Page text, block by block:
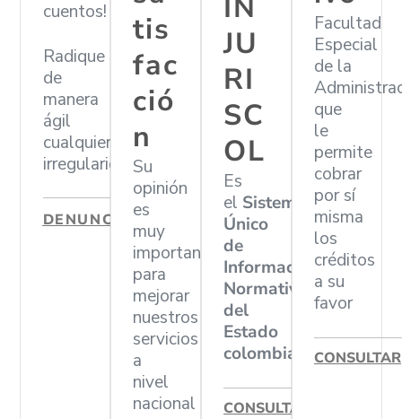
cuentos!
Radique
de
manera
ágil
cualquier
irregularidad
DENUNCIAR
tis
fac
ció
n
Su
opinión
es
muy
importante
para
mejorar
nuestros
servicios
a
nivel
nacional
IN
JU
RI
SC
OL
Es
el Sistema
Único
de
Información
Normativa
del
Estado
colombiano
CONSULTAR
Facultad
Especial
de la
que
le
permite
cobrar
por sí
misma
los
créditos
a su
favor
CONSULTAR